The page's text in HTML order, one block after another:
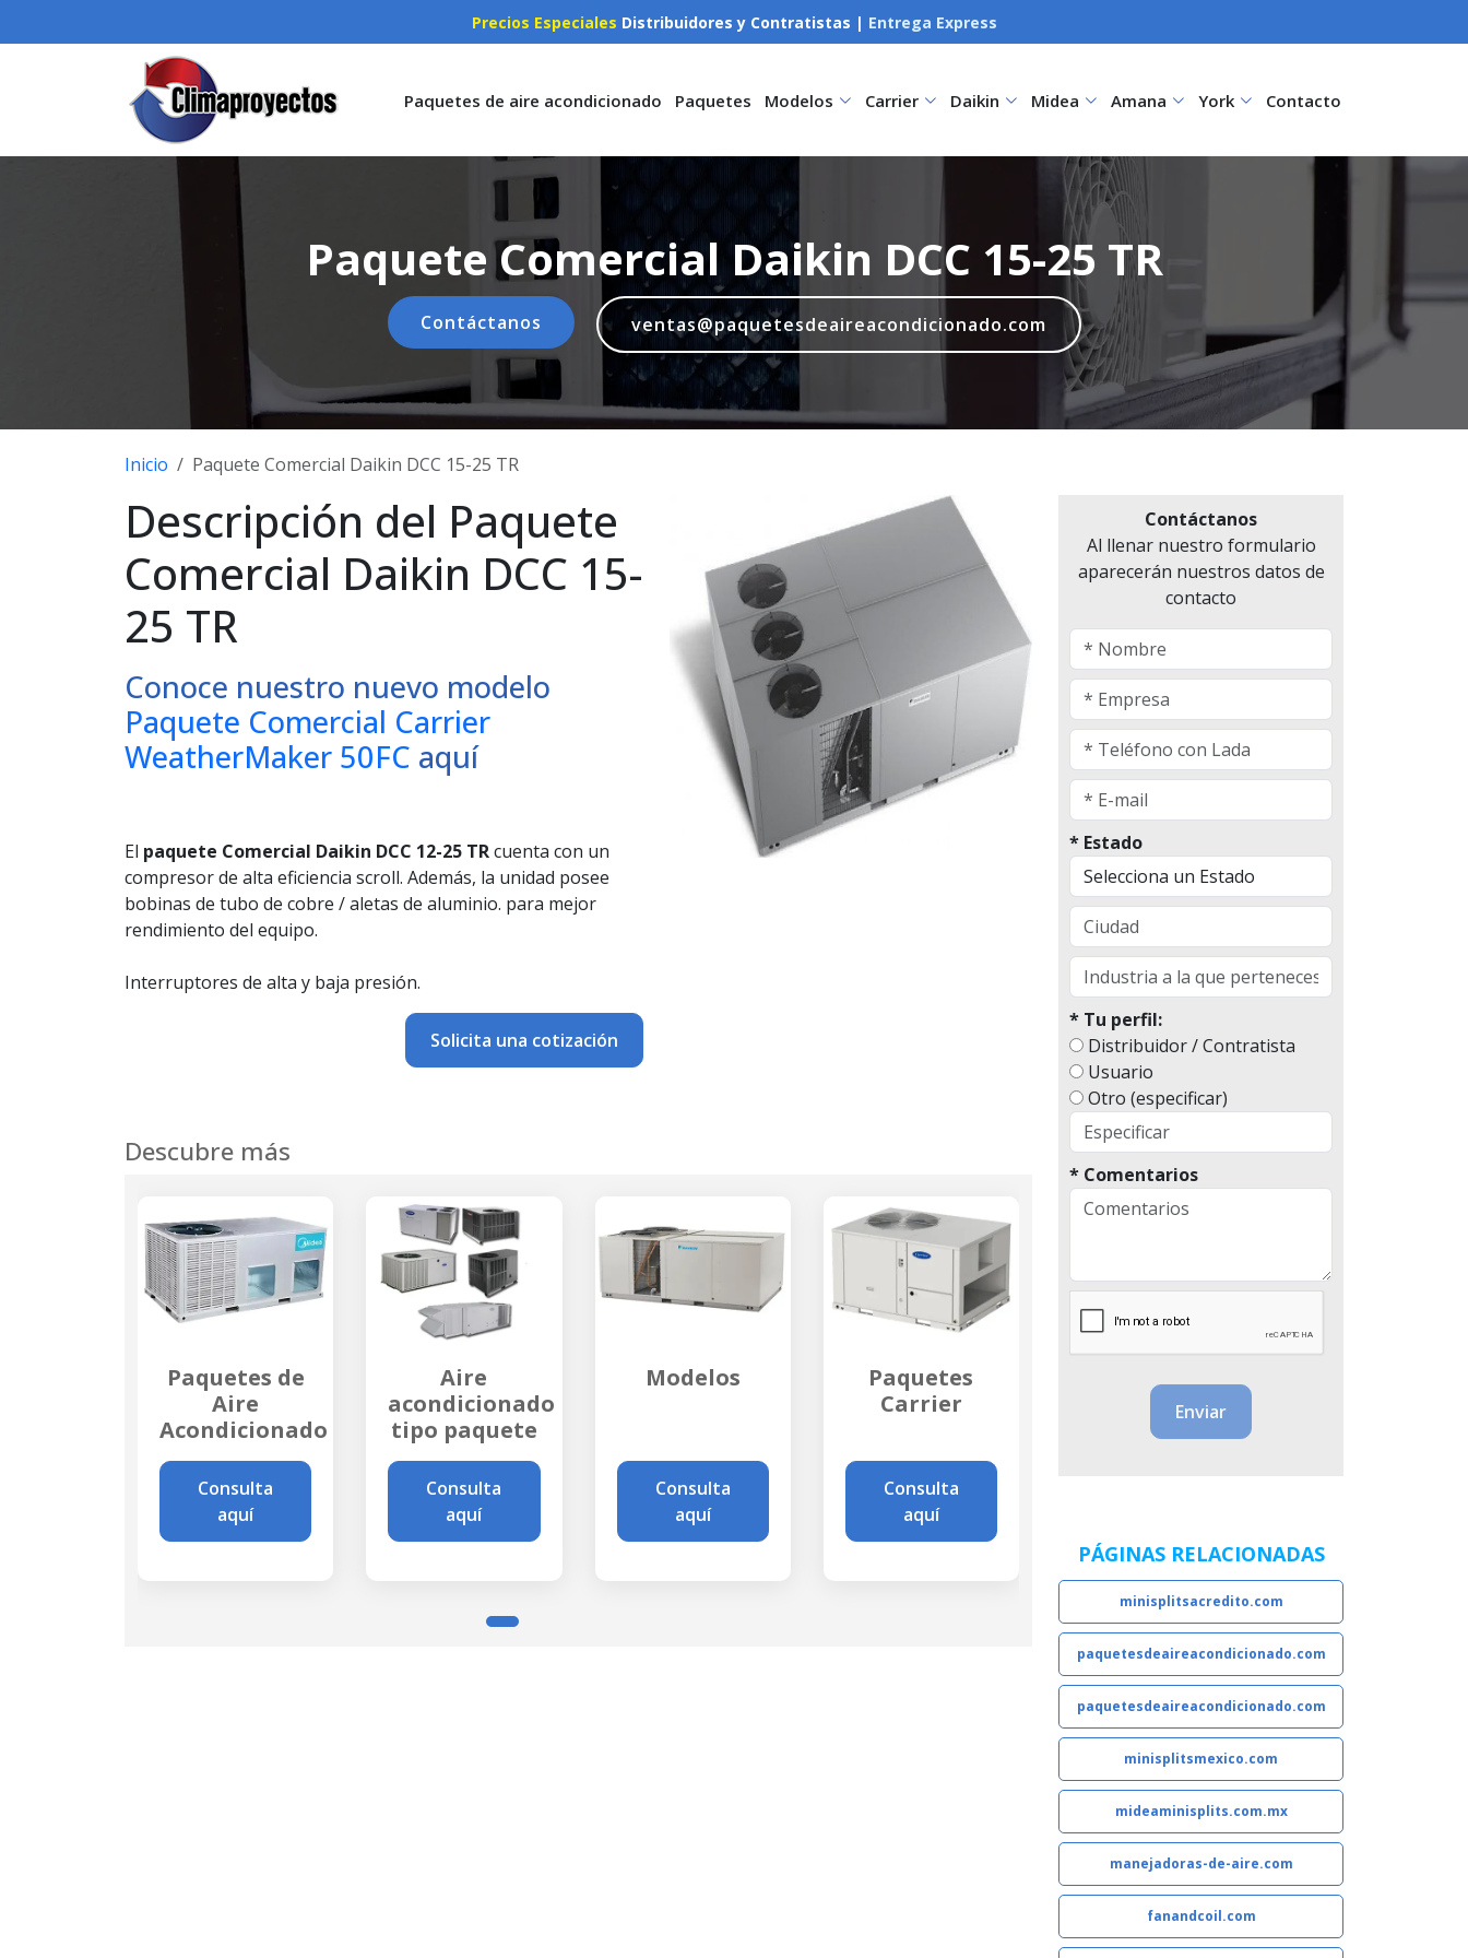
Precios Especiales Distribuidores y Contratistas | Entrega Express
Paquetes de aire acondicionado Paquetes Modelos Carrier Daikin Midea Amana York Contacto
Paquete Comercial Daikin DCC 15-25 TR
Contáctanos ventas@paquetesdeaireacondicionado.com
Inicio Paquete Comercial Daikin DCC 15-25 TR
Descripción del Paquete
Comercial Daikin DCC 15-
25 TR
Conoce nuestro nuevo modelo
Paquete Comercial Carrier
WeatherMaker 50FC aquí
El paquete Comercial Daikin DCC 12-25 TRcuenta con un
compresor de alta eficiencia scroll. Además, la unidad posee
bobinas de tubo de cobre / aletas de aluminio. para mejor
rendimiento del equipo.
Interruptores de alta y baja presión.
Solicita una cotización
Descubre más
Paquetes de
Acondicionado
acondicionado
tipo paquete
Paquetes
Paquetes
Midea
Contáctanos
Al llenar nuestro formulario
aparecerán nuestros datos de
contacto
* Estado
* Tu perfil:
Distribuidor / Contratista
Usuario
Otro (especificar)
* Comentarios
PÁGINAS RELACIONADAS
minisplitsacredito.com
paquetesdeaireacondicionado.com
paquetesdeaireacondicionado.com
minisplitsmexico.com
mideaminisplits.com.mx
manejadoras-de-aire.com
fanandcoil.com